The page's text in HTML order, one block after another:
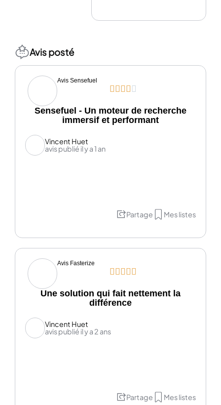
Avis posté
Avis Sensefuel
    
Sensefuel - Un moteur de recherche
immersif et performant
Vincent Huet
avis publié il y a 1 an
Partage Mes listes
Avis Fasterize
    
Une solution qui fait nettement la
différence
Vincent Huet
avis publié il y a 2 ans
Partage Mes listes